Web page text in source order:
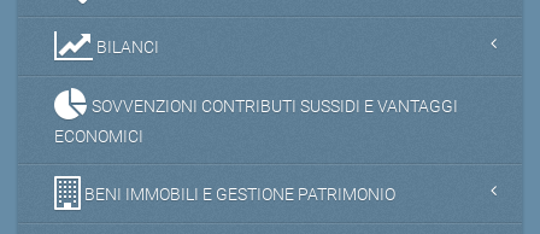
BILANCI
SOVVENZIONI CONTRIBUTI SUSSIDI E VANTAGGI
ECONOMICI
BENI IMMOBILI E GESTIONE PATRIMONIO